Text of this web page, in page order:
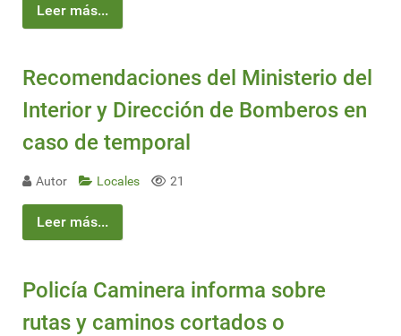
Leer más...
Recomendaciones del Ministerio del
Interior y Dirección de Bomberos en
caso de temporal
Autor Locales 21
Leer más...
Policía Caminera informa sobre
rutas y caminos cortados o